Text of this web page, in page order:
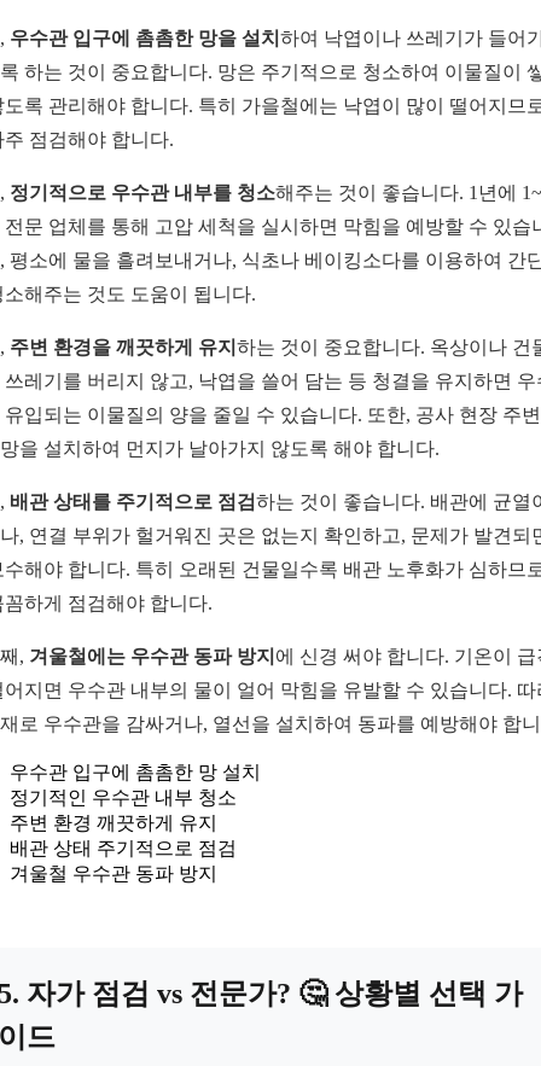
우수관 입구에 촘촘한 망을 설치 하여 낙엽이나 쓰레기가 들어
하는 것이 중요합니다. 망은 주기적으로 청소하여 이물질이
도록 관리해야 합니다. 특히 가을철에는 낙엽이 많이 떨어지므
주 점검해야 합니다.
정기적으로 우수관 내부를 청소해주는 것이 좋습니다. 1년에
전문 업체를 통해 고압 세척을 실시하면 막힘을 예방할 수 있습
평소에 물을 흘려보내거나, 식초나 베이킹소다를 이용하여 간
소해주는 것도 도움이 됩니다.
주변 환경을 깨끗하게 유지 하는 것이 중요합니다. 옥상이나 건
쓰레기를 버리지 않고, 낙엽을 쓸어 담는 등 청결을 유지하면 우
유입되는 이물질의 양을 줄일 수 있습니다. 또한, 공사 현장 주
을 설치하여 먼지가 날아가지 않도록 해야 합니다.
배관 상태를 주기적으로 점검하는 것이 좋습니다. 배관에 균열
, 연결 부위가 헐거워진 곳은 없는지 확인하고, 문제가 발견되
수해야 합니다. 특히 오래된 건물일수록 배관 노후화가 심하므
꼼하게 점검해야 합니다.
, 겨울철에는 우수관 동파 방지 에 신경 써야 합니다. 기온이 급
어지면 우수관 내부의 물이 얼어 막힘을 유발할 수 있습니다. 따
로 우수관을 감싸거나, 열선을 설치하여 동파를 예방해야 합
우수관 입구에 촘촘한 망 설치
정기적인 우수관 내부 청소
주변 환경 깨끗하게 유지
배관 상태 주기적으로 점검
겨울철 우수관 동파 방지
자가 점검 vs 전문가? 🤔 상황별 선택 가
드